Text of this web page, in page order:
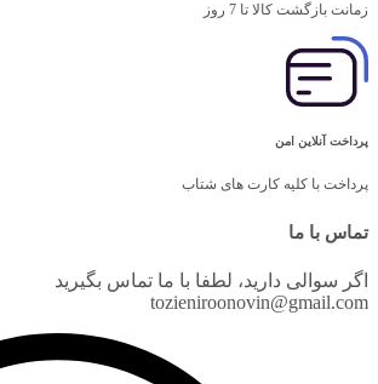
زمانت بازگشت کالا تا 7 روز
پرداخت آنلاین امن
پرداخت با کلیه کارت های شتاب
تماس با ما
اگر سوالی دارید، لطفا با ما تماس بگیرید
tozieniroonovin@gmail.com